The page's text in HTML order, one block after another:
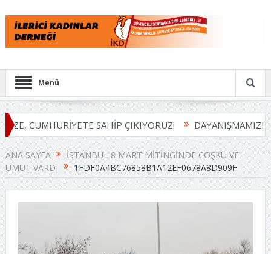
Menü
CUMHURİYETE SAHİP ÇIKIYORUZ! DAYANIŞMAMIZI
ANA SAYFA
İSTANBUL 8 MART MITINGINDE COŞKU VE
UMUT VARDI
1FDF0A4BC76858B1A12EF0678A8D909F